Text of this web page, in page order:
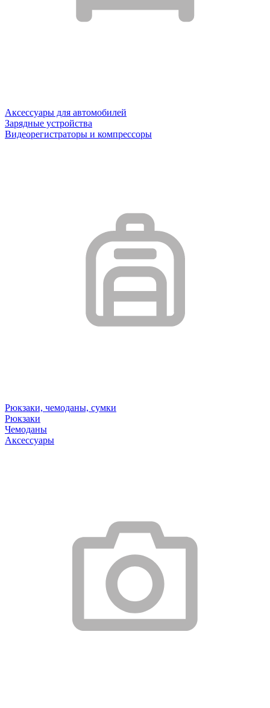
Аксессуары для автомобилей
Зарядные устройства
Видеорегистраторы и компрессоры
Рюкзаки, чемоданы, сумки
Рюкзаки
Чемоданы
Аксессуары